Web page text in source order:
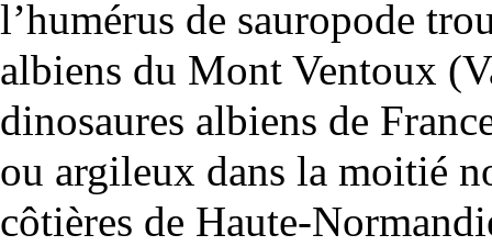
l’humérus de sauropode
albiens du Mont Ventoux
dinosaures albiens de
ou argileux dans la moitié
côtières de Haute-